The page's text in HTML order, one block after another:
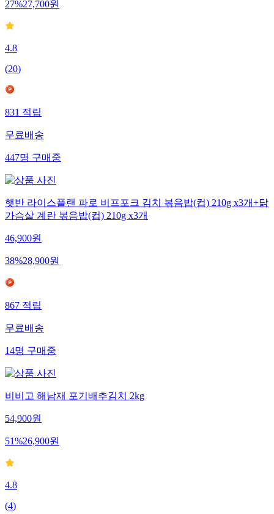
27%27,700원
4.8
(20)
831적립
무료배송
447명구매중
햇반 라이스플랜 파로 비프포크 김치 볶음밥(컵) 210g x3개+닭
가슴살 계란 볶음밥(컵) 210g x3개
46,900원
38%28,900원
867적립
무료배송
14명구매중
비비고 해남재 포기배추김치 2kg
54,900원
51%26,900원
4.8
(4)